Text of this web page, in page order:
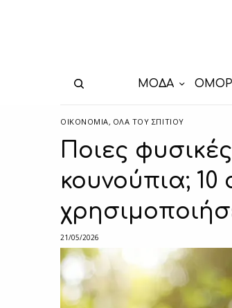
ΜΟΔΑ
ΟΙΚΟΝΟΜΙΑ, ΌΛΑ ΤΟΥ ΣΠΙΤΙΟΥ
Ποιες
κουνούπια;
21/05/2026